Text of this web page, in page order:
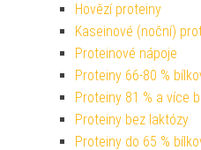
Hovězí proteiny
Kaseinové (noční)
Proteinové nápoje
Proteiny 66-80 %
Proteiny 81 % a více
Proteiny bez laktózy
Proteiny do 65 %